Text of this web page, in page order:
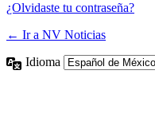
¿Olvidaste tu contraseña?
← Ir a NV Noticias
Idioma